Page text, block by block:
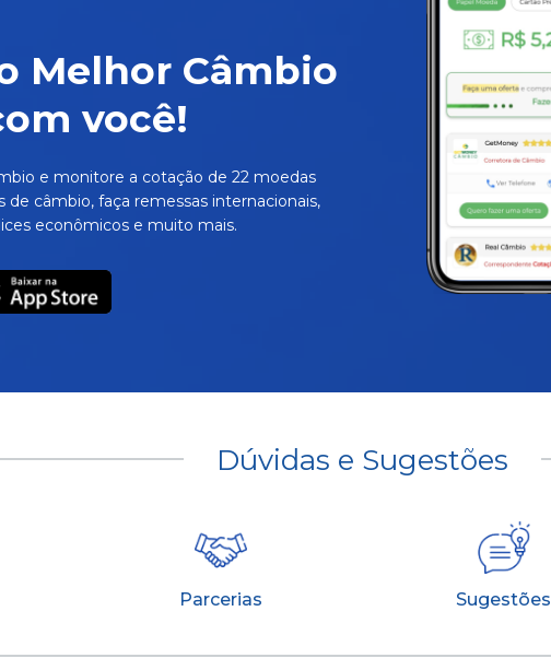
Melhor Câmbio
você!
e monitore a cotação de 22 moedas
de câmbio, faça remessas internacionais,
econômicos e muito mais.
Dúvidas e Sugestões
Parcerias Sugestões